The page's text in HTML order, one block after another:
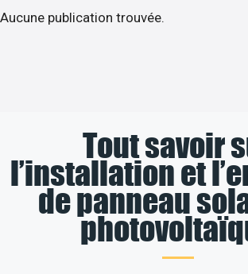
Aucune publication trouvée.
Tout savoir
l’installation et
de panneau